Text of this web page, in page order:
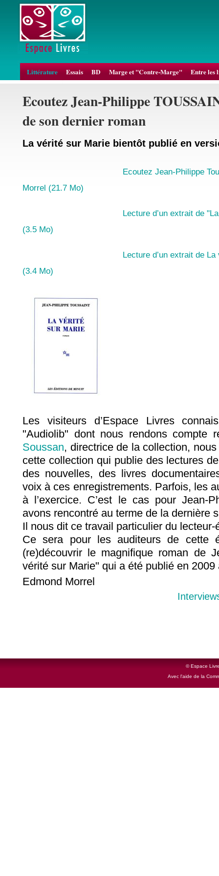
Littérature Essais BD Marge et "Contre-Marge" Entre les
Ecoutez Jean-Philippe
de son dernier roman
La vérité sur Marie bientôt publié en
Ecoutez Jean-Philippe
Morrel (21.7 Mo)
Lecture d’un extrait de
(3.5 Mo)
Lecture d’un extrait de
(3.4 Mo)
Les visiteurs d’Espace Livres
"Audiolib" dont nous rendons compte
Soussan, directrice de la collection,
cette collection qui publie des lectures
des nouvelles, des livres
voix à ces enregistrements. Parfois, les
à l’exercice. C’est le cas pour Jean-
avons rencontré au terme de la dernière
Il nous dit ce travail particulier du lecteur-
Ce sera pour les auditeurs de cette
(re)découvrir le magnifique roman de
vérité sur Marie" qui a été publié en
Edmond Morrel
© Espace
Avec l'aide de la